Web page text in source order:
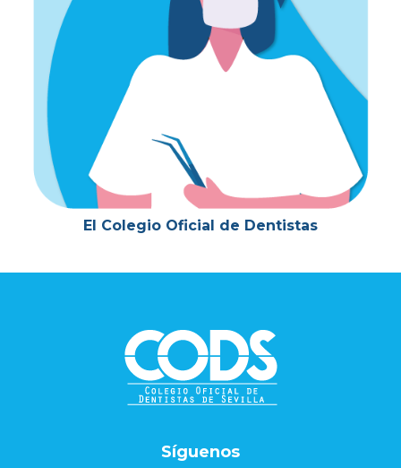
El Colegio Oficial de Dentistas
Síguenos